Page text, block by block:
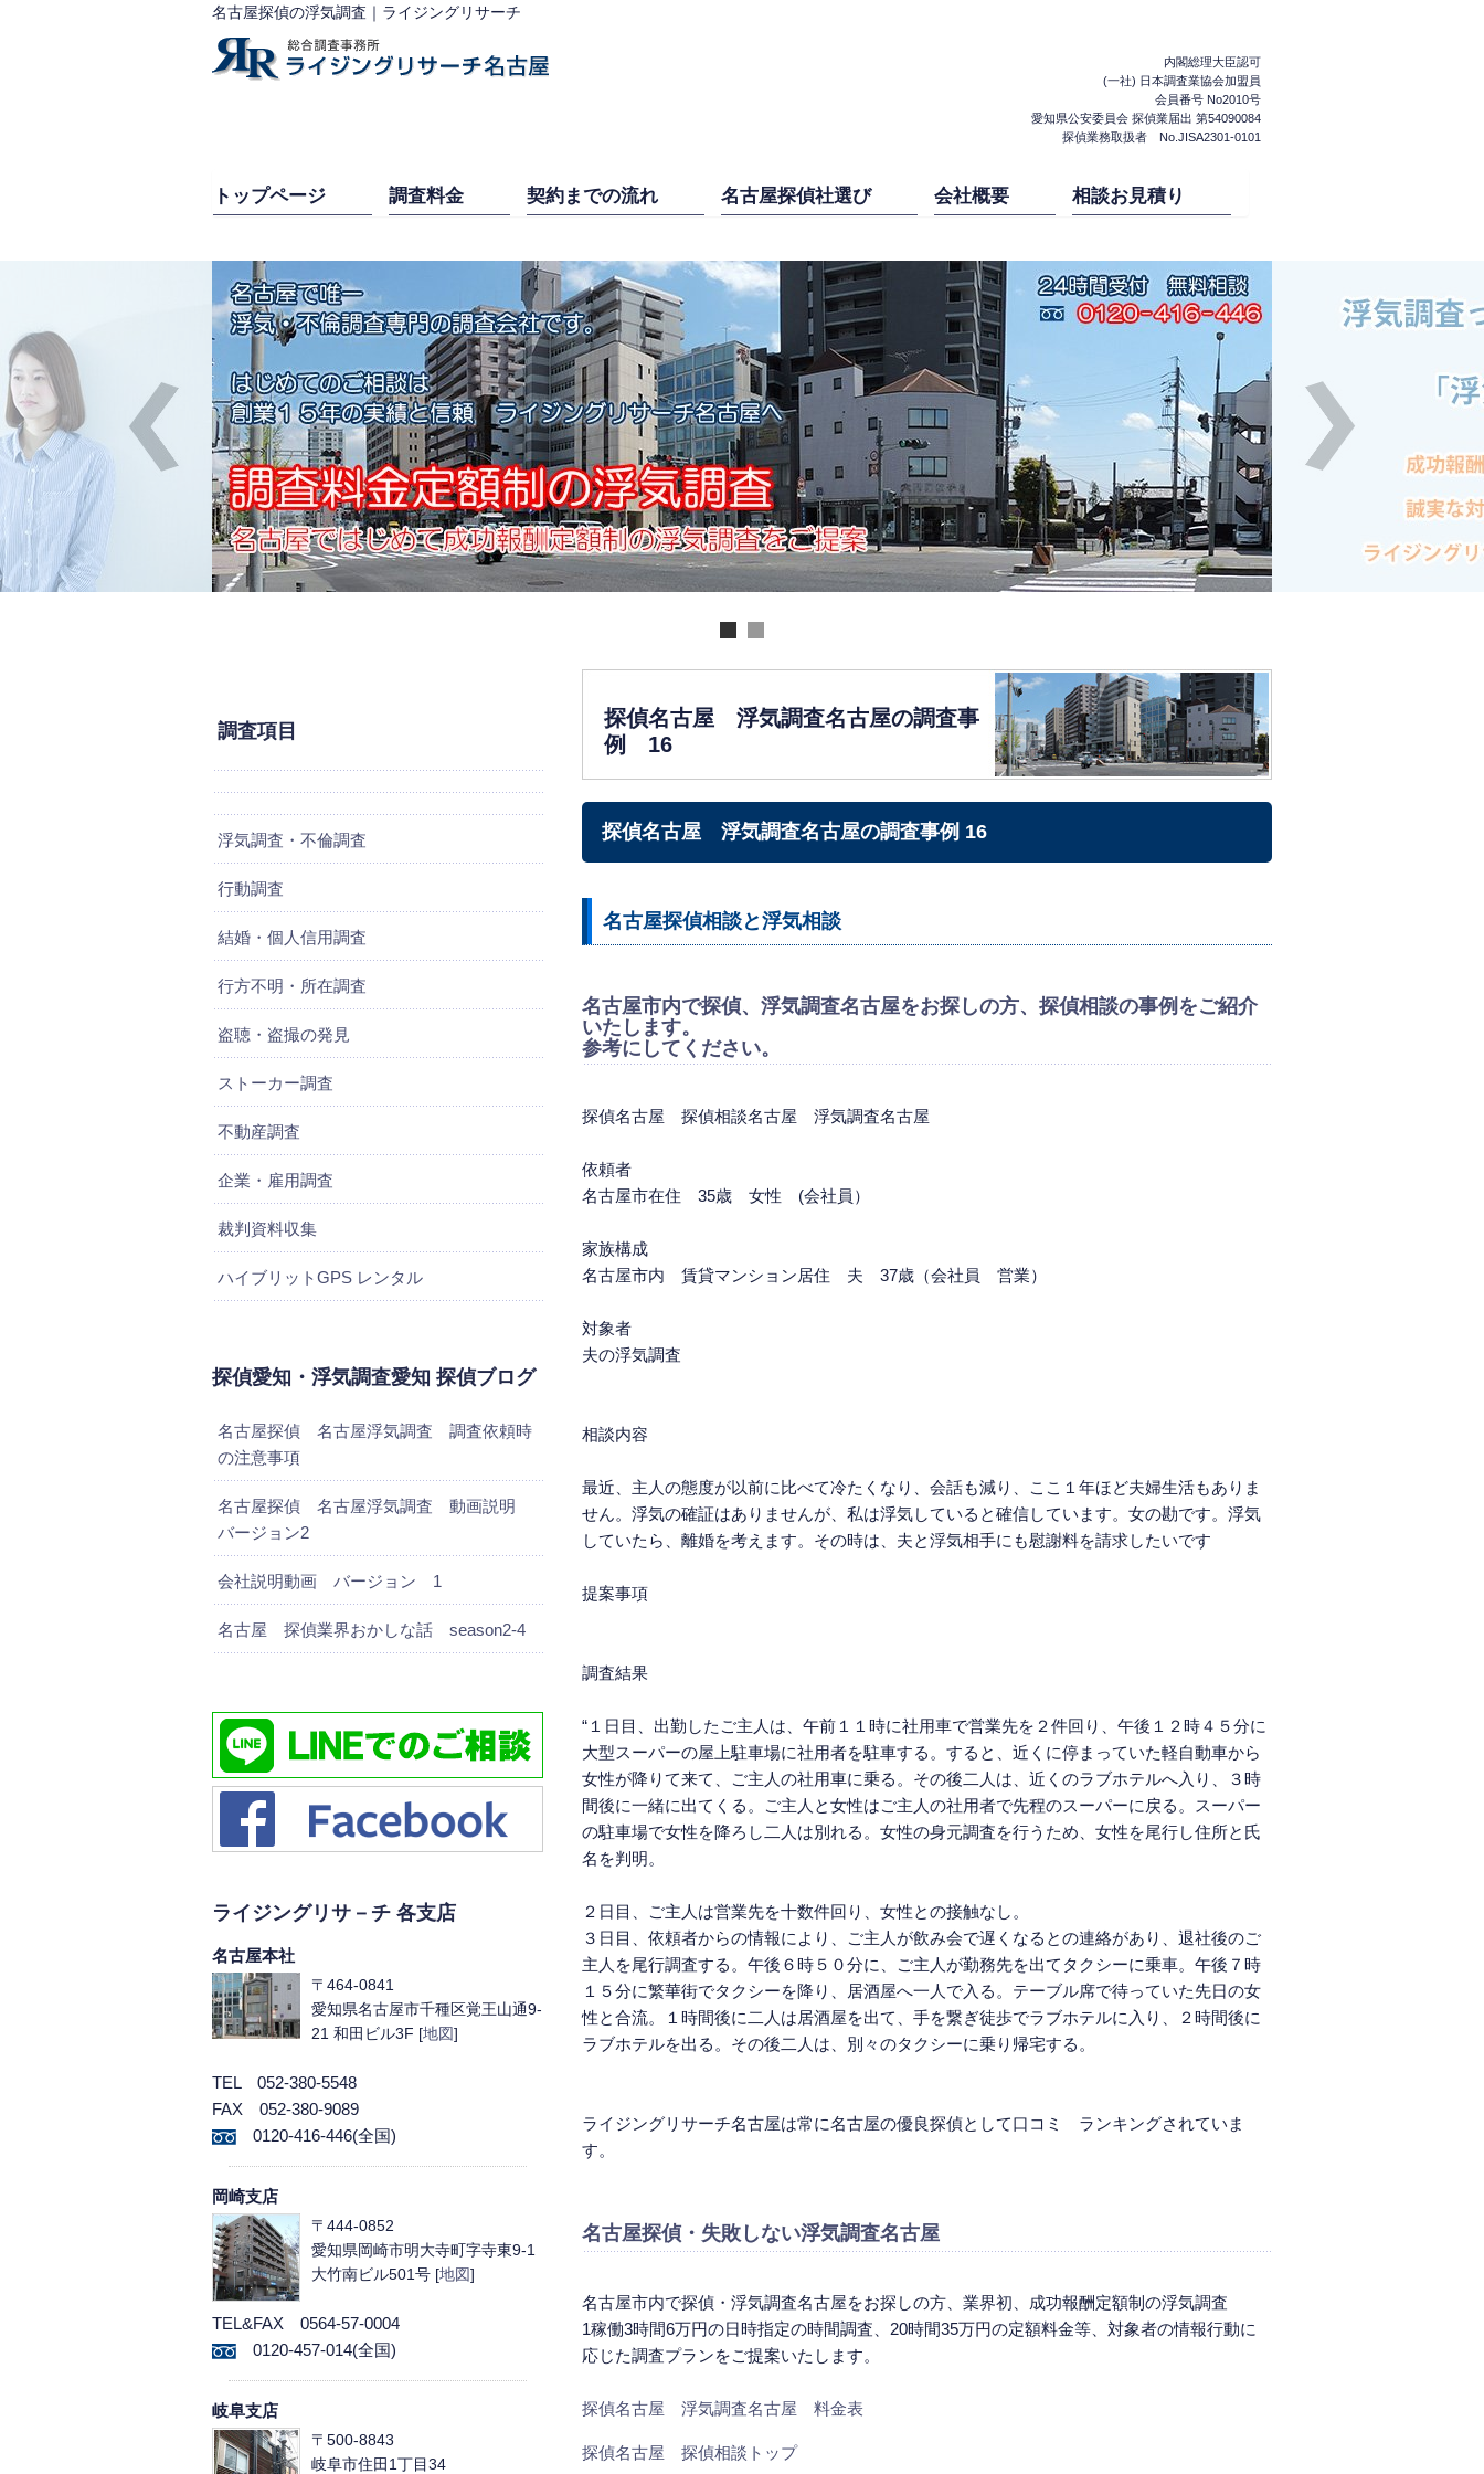
名古屋探偵の浮気調査｜ライジングリサーチ
内閣総理大臣認可
(一社) 日本調査業協会加盟員
会員番号 No2010号
愛知県公安委員会 探偵業届出 第54090084
探偵業務取扱者 No.JISA2301-0101
トップページ 調査料金 契約までの流れ 名古屋探偵社選び 会社概要 相談お見積り
探偵名古屋 浮気調査名古屋の調査事
例 16
探偵名古屋 浮気調査名古屋の調査事例 16
名古屋探偵相談と浮気相談
名古屋市内で探偵、浮気調査名古屋をお探しの方、探偵相談の事例をご紹介
いたします。
参考にしてください。
探偵名古屋 探偵相談名古屋 浮気調査名古屋
依頼者
名古屋市在住 35歳 女性 (会社員）
家族構成
名古屋市内 賃貸マンション居住 夫 37歳（会社員 営業）
対象者
夫の浮気調査
相談内容
最近、主人の態度が以前に比べて冷たくなり、会話も減り、ここ１年ほど夫婦生活もありま
せん。浮気の確証はありませんが、私は浮気していると確信しています。女の勘です。浮気
していたら、離婚を考えます。その時は、夫と浮気相手にも慰謝料を請求したいです
提案事項
調査結果
“１日目、出勤したご主人は、午前１１時に社用車で営業先を２件回り、午後１２時４５分に
大型スーパーの屋上駐車場に社用者を駐車する。すると、近くに停まっていた軽自動車から
女性が降りて来て、ご主人の社用車に乗る。その後二人は、近くのラブホテルへ入り、３時
間後に一緒に出てくる。ご主人と女性はご主人の社用者で先程のスーパーに戻る。スーパー
の駐車場で女性を降ろし二人は別れる。女性の身元調査を行うため、女性を尾行し住所と氏
名を判明。
２日目、ご主人は営業先を十数件回り、女性との接触なし。
３日目、依頼者からの情報により、ご主人が飲み会で遅くなるとの連絡があり、退社後のご
主人を尾行調査する。午後６時５０分に、ご主人が勤務先を出てタクシーに乗車。午後７時
１５分に繁華街でタクシーを降り、居酒屋へ一人で入る。テーブル席で待っていた先日の女
性と合流。１時間後に二人は居酒屋を出て、手を繋ぎ徒歩でラブホテルに入り、２時間後に
ラブホテルを出る。その後二人は、別々のタクシーに乗り帰宅する。
ライジングリサーチ名古屋は常に名古屋の優良探偵として口コミ ランキングされていま
す。
名古屋探偵・失敗しない浮気調査名古屋
名古屋市内で探偵・浮気調査名古屋をお探しの方、業界初、成功報酬定額制の浮気調査
1稼働3時間6万円の日時指定の時間調査、20時間35万円の定額料金等、対象者の情報行動に
応じた調査プランをご提案いたします。
探偵名古屋 浮気調査名古屋 料金表
探偵名古屋 探偵相談トップ
調査項目
浮気調査・不倫調査
行動調査
結婚・個人信用調査
行方不明・所在調査
盗聴・盗撮の発見
ストーカー調査
不動産調査
企業・雇用調査
裁判資料収集
ハイブリットGPS レンタル
探偵愛知・浮気調査愛知 探偵ブログ
名古屋探偵 名古屋浮気調査 調査依頼時
の注意事項
名古屋探偵 名古屋浮気調査 動画説明
バージョン2
会社説明動画 バージョン 1
名古屋 探偵業界おかしな話 season2-4
ライジングリサ－チ 各支店
名古屋本社
〒464-0841
愛知県名古屋市千種区覚王山通9-
21 和田ビル3F [地図]
TEL 052-380-5548
FAX 052-380-9089
0120-416-446(全国)
岡崎支店
〒444-0852
愛知県岡崎市明大寺町字寺東9-1
大竹南ビル501号 [地図]
TEL&FAX 0564-57-0004
0120-457-014(全国)
岐阜支店
〒500-8843
岐阜市住田1丁目34